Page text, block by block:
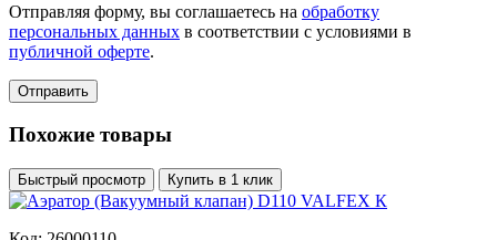
Отправляя форму, вы соглашаетесь на обработку
персональных данных в соответствии с условиями в
публичной оферте.
Отправить
Похожие товары
Быстрый просмотр Купить в 1 клик